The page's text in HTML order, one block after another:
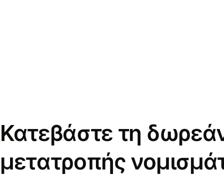
Κατεβάστε τη
μετατροπής